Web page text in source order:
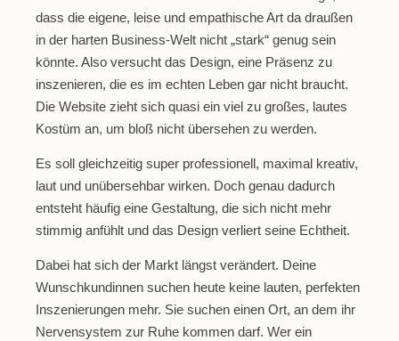
dass die eigene, leise und empathische Art da draußen
in der harten Business-Welt nicht „stark“ genug sein
könnte. Also versucht das Design, eine Präsenz zu
inszenieren, die es im echten Leben gar nicht braucht.
Die Website zieht sich quasi ein viel zu großes, lautes
Kostüm an, um bloß nicht übersehen zu werden.
Es soll gleichzeitig super professionell, maximal kreativ,
laut und unübersehbar wirken. Doch genau dadurch
entsteht häufig eine Gestaltung, die sich nicht mehr
stimmig anfühlt und das Design verliert seine Echtheit.
Dabei hat sich der Markt längst verändert. Deine
Wunschkundinnen suchen heute keine lauten, perfekten
Inszenierungen mehr. Sie suchen einen Ort, an dem ihr
Nervensystem zur Ruhe kommen darf. Wer ein